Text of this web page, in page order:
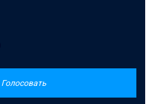
Голосовать